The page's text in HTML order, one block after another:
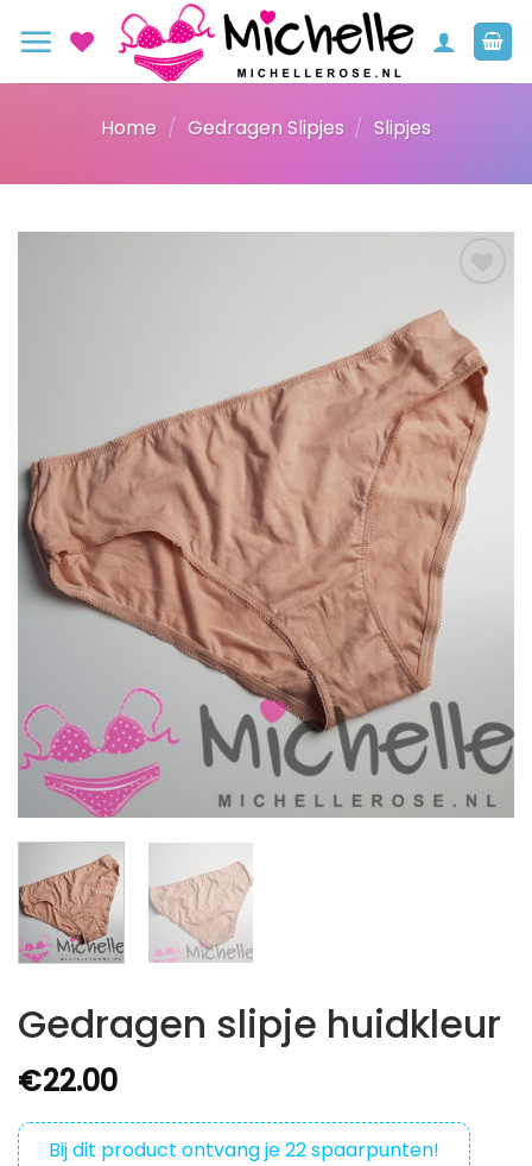
naar
Home / Gedragen Slipjes / Slipjes
Gedragen slipje huidkleur
€22.00
Bij dit product ontvang je22spaarpunten!